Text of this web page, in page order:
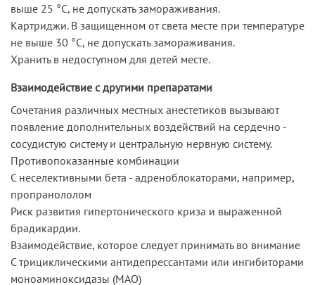
выше 25 °С, не допускать замораживания.
Картриджи. В защищенном от света месте при температуре
не выше 30 °С, не допускать замораживания.
Хранить в недоступном для детей месте.
Взаимодействие с другими препаратами
Сочетания различных местных анестетиков вызывают
появление дополнительных воздействий на сердечно -
сосудистую систему и центральную нервную систему.
Противопоказанные комбинации
С неселективными бета - адреноблокаторами, например,
пропранололом
Риск развития гипертонического криза и выраженной
брадикардии.
Взаимодействие, которое следует принимать во внимание
С трициклическими антидепрессантами или ингибиторами
моноаминоксидазы (МАО)